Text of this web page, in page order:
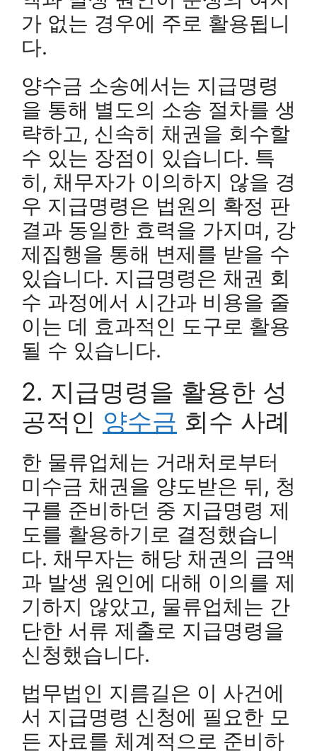
가 없는 경우에 주로 활용됩니
다.
양수금 소송에서는 지급명령
을 통해 별도의 소송 절차를 생
략하고, 신속히 채권을 회수할
수 있는 장점이 있습니다. 특
히, 채무자가 이의하지 않을 경
우 지급명령은 법원의 확정 판
결과 동일한 효력을 가지며, 강
제집행을 통해 변제를 받을 수
있습니다. 지급명령은 채권 회
수 과정에서 시간과 비용을 줄
이는 데 효과적인 도구로 활용
될 수 있습니다.
2. 지급명령을 활용한 성
공적인 양수금 회수 사례
한 물류업체는 거래처로부터
미수금 채권을 양도받은 뒤, 청
구를 준비하던 중 지급명령 제
도를 활용하기로 결정했습니
다. 채무자는 해당 채권의 금액
과 발생 원인에 대해 이의를 제
기하지 않았고, 물류업체는 간
단한 서류 제출로 지급명령을
신청했습니다.
법무법인 지름길은 이 사건에
서 지급명령 신청에 필요한 모
든 자료를 체계적으로 준비하